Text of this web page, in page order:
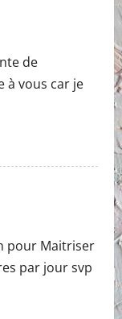
de
à vous car je
pour Maitriser
par jour svp